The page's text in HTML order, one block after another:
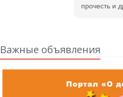
прочесть и
Важные объявления